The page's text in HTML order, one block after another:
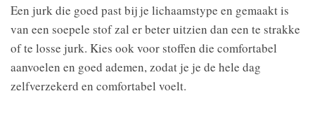
Een jurk die goed past bij je lichaamstype en gemaakt is
van een soepele stof zal er beter uitzien dan een te strakke
of te losse jurk. Kies ook voor stoffen die comfortabel
aanvoelen en goed ademen, zodat je je de hele dag
zelfverzekerd en comfortabel voelt.